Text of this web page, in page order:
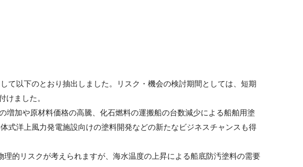
て以下のとおり抽出しました。リスク・機会の検討期間としては、短期
けました。
加や原材料価格の高騰、化石燃料の運搬船の台数減少による船舶用塗
式洋上風力発電施設向けの塗料開発などの新たなビジネスチャンスも得
的リスクが考えられますが、海水温度の上昇による船底防汚塗料の需要